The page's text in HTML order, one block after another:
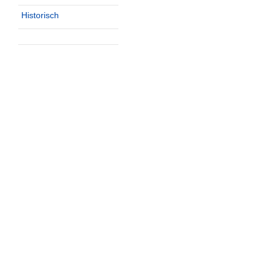
Historisch